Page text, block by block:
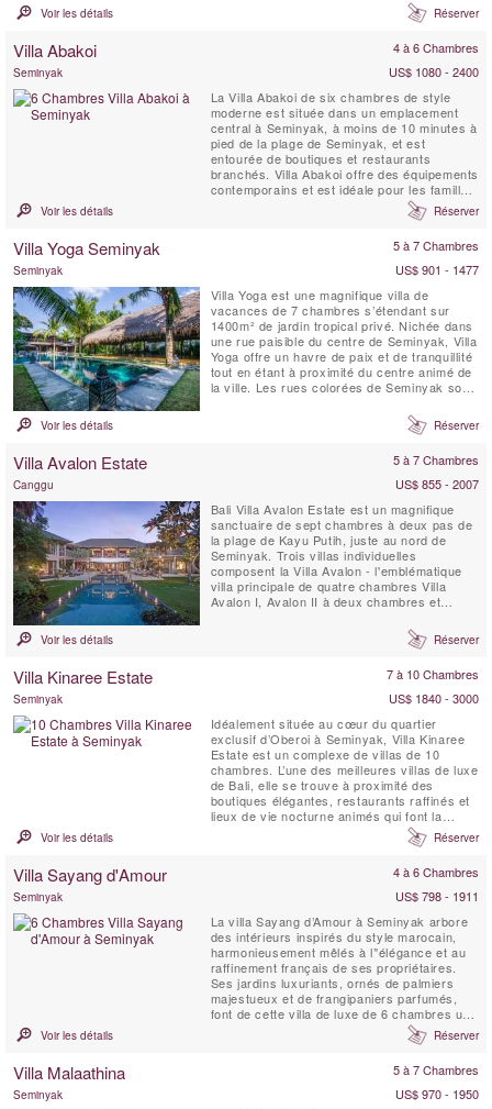
zones peu profondes pour les jeunes
enfants, un espace de massage et spa de
football, un panier de basketball, un court de
Voir les détails Réserver
Villa Abakoi 4 à 6 Chambres
Seminyak
US$ 1080 - 2400
La Villa Abakoi de six chambres de style
moderne est située dans un emplacement
central à Seminyak, à moins de 10 minutes à
pied de la plage de Seminyak, et est
entourée de boutiques et restaurants
branchés. Villa Abakoi offre des équipements
contemporains et est idéale pour les familles
ou les amis à partager et à apprécier. Les
équipements de la villa comprennent un
gratuite, des chambres climatisées, une
Voir les détails Réserver
Villa Yoga Seminyak 5 à 7 Chambres
Seminyak
US$ 901 - 1477
Villa Yoga est une magnifique villa de
vacances de 7 chambres s’étendant sur
1400m² de jardin tropical privé. Nichée dans
une rue paisible du centre de Seminyak, Villa
Yoga offre un havre de paix et de tranquillité
tout en étant à proximité du centre animé de
la ville. Les rues colorées de Seminyak sont
boutiques, spas, restaurants et cafés. La
plage, bordée de bars décontractés et de
Voir les détails Réserver
Villa Avalon Estate 5 à 7 Chambres
Canggu
US$ 855 - 2007
Bali Villa Avalon Estate est un magnifique
sanctuaire de sept chambres à deux pas de
la plage de Kayu Putih, juste au nord de
Seminyak. Trois villas individuelles
composent la Villa Avalon - l'emblématique
villa principale de quatre chambres Villa
Avalon I, Avalon II à deux chambres et
dans de magnifiques jardins paysagers avec
piscine privée.La villa est à seulement trois
Voir les détails Réserver
Villa Kinaree Estate 7 à 10 Chambres
Seminyak
US$ 1840 - 3000
Idéalement située au cœur du quartier
exclusif d’Oberoi à Seminyak, Villa Kinaree
Estate est un complexe de villas de 10
chambres. L’une des meilleures villas de luxe
de Bali, elle se trouve à proximité des
boutiques élégantes, restaurants raffinés et
lieux de vie nocturne animés qui font la
renommée de Seminyak, et à seulement
quelques minutes de marche de la plage.
Voir les détails Réserver
Villa Sayang d'Amour 4 à 6 Chambres
Seminyak
US$ 798 - 1911
La villa Sayang d’Amour à Seminyak arbore
des intérieurs inspirés du style marocain,
harmonieusement mêlés à l’'élégance et au
raffinement français de ses propriétaires.
Ses jardins luxuriants, ornés de palmiers
majestueux et de frangipaniers parfumés,
font de cette villa de luxe de 6 chambres un
véritable joyau balinais. Séjourner à la Villa
Sayang d’Amour, c’est plonger dans un conte
Voir les détails Réserver
Villa Malaathina 5 à 7 Chambres
Seminyak
US$ 970 - 1950